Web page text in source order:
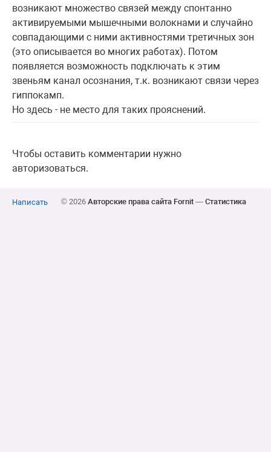
возникают множество связей между спонтанно
активируемыми мышечными волокнами и случайно
совпадающими с ними активностями третичных зон
(это описывается во многих работах). Потом
появляется возможность подключать к этим
звеньям канал осознания, т.к. возникают связи через
гиппокамп.
Но здесь - не место для таких прояснений.
Чтобы оставить комментарии нужно
авторизоваться.
Написать © 2026 Авторские права сайта Fornit— Статистика